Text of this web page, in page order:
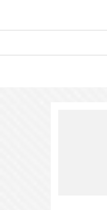
menu